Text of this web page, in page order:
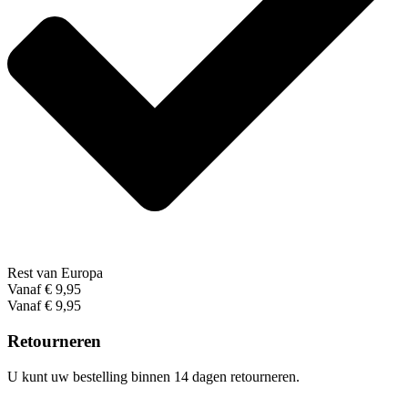
Rest van Europa
Vanaf € 9,95
Vanaf € 9,95
Retourneren
U kunt uw bestelling binnen 14 dagen retourneren.